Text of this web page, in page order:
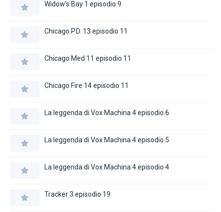
Widow’s Bay 1 episodio 9
Chicago P.D. 13 episodio 11
Chicago Med 11 episodio 11
Chicago Fire 14 episodio 11
La leggenda di Vox Machina 4 episodio 6
La leggenda di Vox Machina 4 episodio 5
La leggenda di Vox Machina 4 episodio 4
Tracker 3 episodio 19